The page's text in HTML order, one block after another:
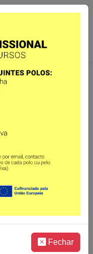
princípios gerais e as
aos Dados
das normas
da ASSOL é
a ASSOL trabalha e
um documento de
Fechar